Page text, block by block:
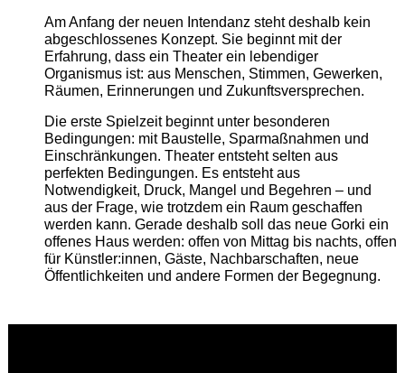
Am Anfang der neuen Intendanz steht deshalb kein
abgeschlossenes Konzept. Sie beginnt mit der
Erfahrung, dass ein Theater ein lebendiger
Organismus ist: aus Menschen, Stimmen, Gewerken,
Räumen, Erinnerungen und Zukunftsversprechen.
Die erste Spielzeit beginnt unter besonderen
Bedingungen: mit Baustelle, Sparmaßnahmen und
Einschränkungen. Theater entsteht selten aus
perfekten Bedingungen. Es entsteht aus
Notwendigkeit, Druck, Mangel und Begehren – und
aus der Frage, wie trotzdem ein Raum geschaffen
werden kann. Gerade deshalb soll das neue Gorki ein
offenes Haus werden: offen von Mittag bis nachts, offen
für Künstler:innen, Gäste, Nachbarschaften, neue
Öffentlichkeiten und andere Formen der Begegnung.